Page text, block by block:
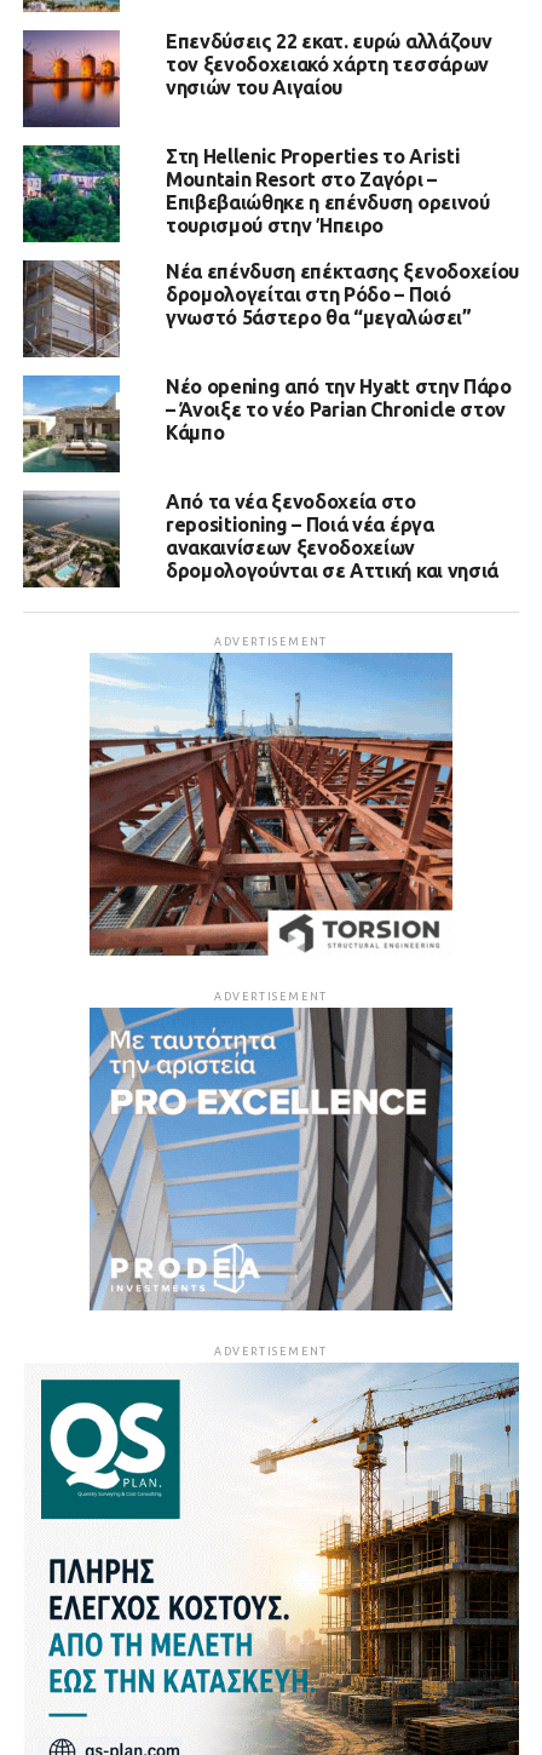
Επενδύσεις 22 εκατ. ευρώ αλλάζουν
τον ξενοδοχειακό χάρτη τεσσάρων
νησιών του Αιγαίου
Στη Hellenic Properties το Aristi
Mountain Resort στο Ζαγόρι –
Επιβεβαιώθηκε η επένδυση ορεινού
τουρισμού στην Ήπειρο
Νέα επένδυση επέκτασης ξενοδοχείου
δρομολογείται στη Ρόδο – Ποιό
γνωστό 5άστερο θα “μεγαλώσει”
Νέο opening από την Hyatt στην Πάρο
– Άνοιξε το νέο Parian Chronicle στον
Κάμπο
Από τα νέα ξενοδοχεία στο
repositioning – Ποιά νέα έργα
ανακαινίσεων ξενοδοχείων
δρομολογούνται σε Αττική και νησιά
ADVERTISEMENT
ADVERTISEMENT
ADVERTISEMENT